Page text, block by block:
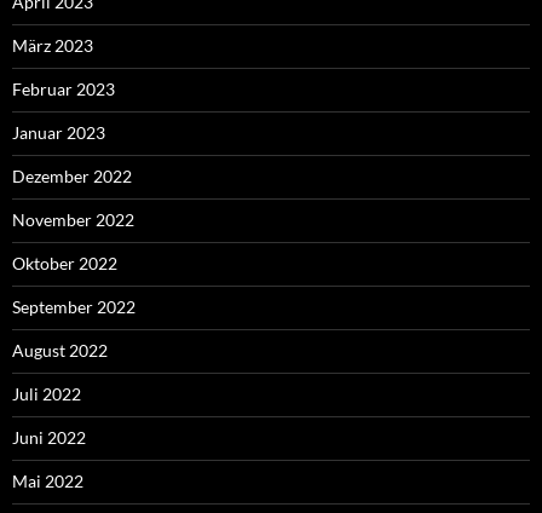
März 2023
Februar 2023
Januar 2023
Dezember 2022
November 2022
Oktober 2022
September 2022
August 2022
Juli 2022
Juni 2022
Mai 2022